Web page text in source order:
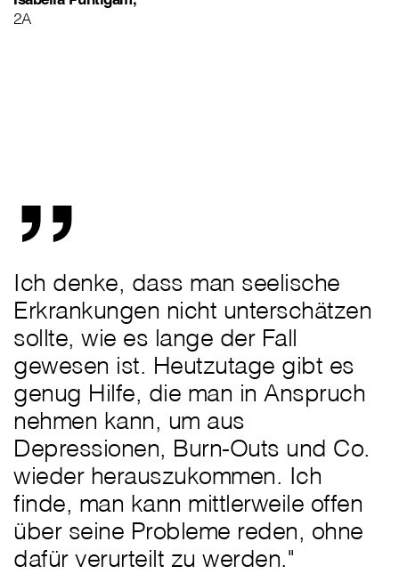
2A
„
Ich denke, dass man seelische
Erkrankungen nicht unterschätzen
sollte, wie es lange der Fall
gewesen ist. Heutzutage gibt es
genug Hilfe, die man in Anspruch
nehmen kann, um aus
Depressionen, Burn-Outs und Co.
wieder herauszukommen. Ich
finde, man kann mittlerweile offen
über seine Probleme reden, ohne
dafür verurteilt zu werden."